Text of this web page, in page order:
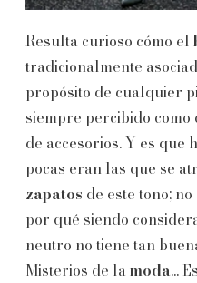
Resulta curioso cómo el
tradicionalmente
propósito de cualquier
siempre percibido como
de accesorios. Y es que
pocas eran las que se
zapatos de este tono;
por qué siendo
neutro no tiene tan
Misterios de la moda...